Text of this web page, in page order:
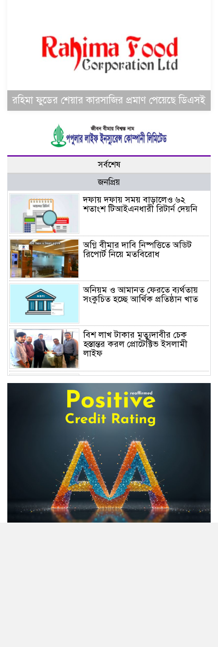
রহিমা ফুডের শেয়ার কারসাজির প্রমাণ পেয়েছে ডিএসই
সর্বশেষ
জনপ্রিয়
দফায় দফায় সময় বাড়ালেও ৬২
শতাংশ টিআইএনধারী রিটার্ন দেয়নি
অগ্নি বীমার দাবি নিষ্পত্তিতে অডিট
রিপোর্ট নিয়ে মতবিরোধ
অনিয়ম ও আমানত ফেরতে ব্যর্থতায়
সংকুচিত হচ্ছে আর্থিক প্রতিষ্ঠান খাত
বিশ লাখ টাকার মৃত্যুদাবীর চেক
হস্তান্তর করল প্রোটেক্টিভ ইসলামী
লাইফ
শেয়ার দর, ডিএসইর সতর্কবার্তা